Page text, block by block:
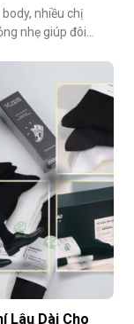
nhiều chị
nhẹ giúp đôi
dở khóc dở
trong ảnh, lộ rõ
Lâu Dài Cho